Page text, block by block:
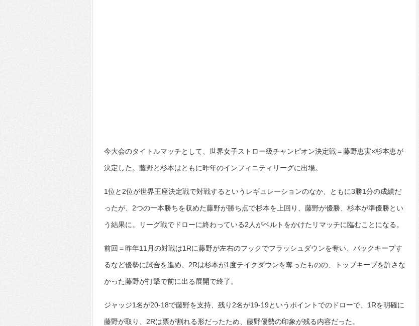
今大会のタイトルマッチとして、世界女子ストロー級チャンピオン決定戦＝藤野恵実×杉本恵が
決定した。藤野と杉本はともに昨年のインフィニティリーグに出場。
1位と2位が世界王座決定戦で対戦するというレギュレーションのなか、ともに3勝1分の成績だ
ったが、2つの一本勝ちを収めた藤野が勝ち点で杉本を上回り、藤野が優勝、杉本が準優勝とい
う結果に。リーグ戦でドローに終わっている2人がベルトをかけたリマッチに臨むことになる。
前回＝昨年11月の対戦は1Rに藤野が左右のフックでフラッシュダウンを奪い、バックキープす
るなど優勢に試合を進め、2Rは杉本が1度テイクダウンを奪ったものの、トップキープを許さな
かった藤野が打撃で前に出る展開で終了。
ジャッジ1名が20-18で藤野を支持、残り2名が19-19というポイントでのドローで、1Rを明確に
藤野が取り、2Rは票が割れる形だったため、藤野優勢の印象が残る内容だった。